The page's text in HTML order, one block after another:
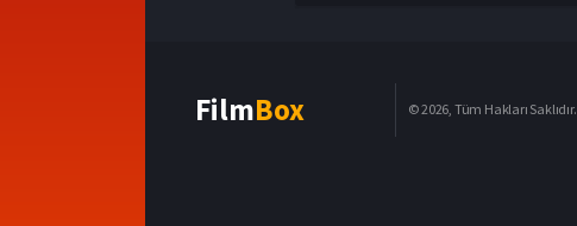
FilmBox © 2026, Tüm Hakları Saklıdır.